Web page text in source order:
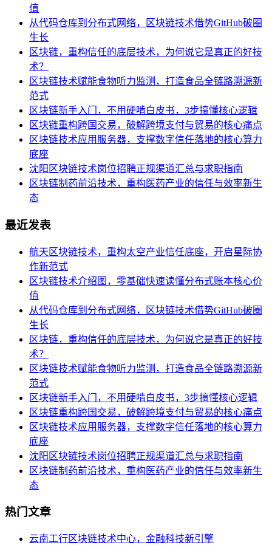
值
从代码仓库到分布式网络，区块链技术借势GitHub破圈
生长
区块链，重构信任的底层技术，为何说它是真正的好技
术？
区块链技术赋能食物听力监测，打造食品全链路溯源新
范式
区块链新手入门，不用硬啃白皮书，3步搞懂核心逻辑
区块链重构跨国交易，破解跨境支付与贸易的核心痛点
区块链技术应用服务器，支撑数字信任落地的核心算力
底座
沈阳区块链技术岗位招聘正规渠道汇总与求职指南
区块链制药前沿技术，重构医药产业的信任与效率新生
态
最近发表
航天区块链技术，重构太空产业信任底座，开启星际协
作新范式
区块链技术介绍图，零基础快速读懂分布式账本核心价
值
从代码仓库到分布式网络，区块链技术借势GitHub破圈
生长
区块链，重构信任的底层技术，为何说它是真正的好技
术？
区块链技术赋能食物听力监测，打造食品全链路溯源新
范式
区块链新手入门，不用硬啃白皮书，3步搞懂核心逻辑
区块链重构跨国交易，破解跨境支付与贸易的核心痛点
区块链技术应用服务器，支撑数字信任落地的核心算力
底座
沈阳区块链技术岗位招聘正规渠道汇总与求职指南
区块链制药前沿技术，重构医药产业的信任与效率新生
态
热门文章
云南工行区块链技术中心，金融科技新引擎